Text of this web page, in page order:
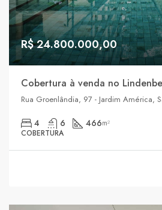
R$ 24.800.000,00
Rua Groenlândia, 97 - Jardim América,
4 6 466m²
COBERTURA